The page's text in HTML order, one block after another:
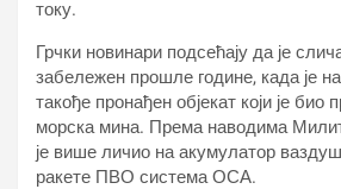
току.
Грчки новинари подсећају да је
забележен прошле године, када је
такође пронађен објекат који је
морска мина. Према наводима
је више личио на акумулатор
ракете ПВО система ОСА.